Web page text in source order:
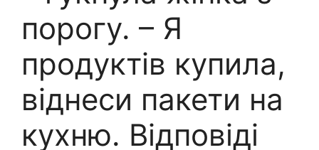
порогу. – Я
продуктів купила,
віднеси пакети на
кухню. Відповіді